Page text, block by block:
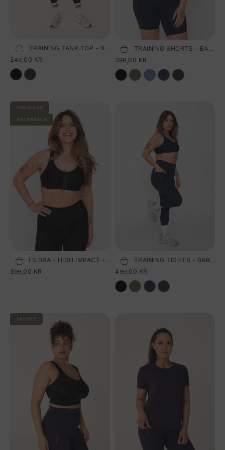
Vælg størrelse
PURE TRAINING TANK TOP - BLACK
SALGSPRIS
249,00 KR
Vælg størrelse
SALGSPRIS
399,00 KR
FRONTLUK
RACERBACK
Vælg størrelse
SPORTS BRA - HIGH IMPACT - BLACK
SALGSPRIS
399,00 KR
Vælg størrelse
PURE TRAINING TIGHTS - BARITONE BLUE
SALGSPRIS
499,00 KR
PADDED